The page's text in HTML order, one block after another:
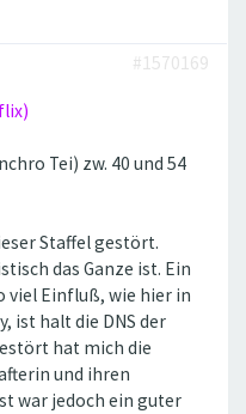
#1570169
Tei) zw. 40 und 54
Staffel gestört.
das Ganze ist. Ein
viel Einfluß, wie hier in
ist halt die DNS der
hat mich die
und ihren
war jedoch ein guter